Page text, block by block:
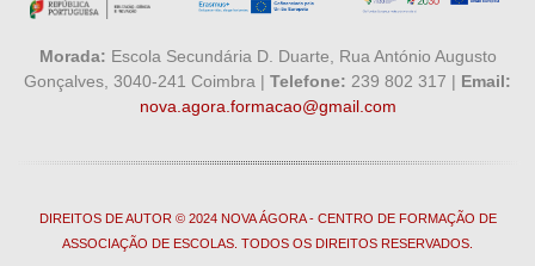
Morada: Escola Secundária D. Duarte, Rua António Augusto
Gonçalves, 3040-241 Coimbra | Telefone: 239 802 317 | Email:
nova.agora.formacao@gmail.com
DIREITOS DE AUTOR © 2024 NOVA ÁGORA - CENTRO DE FORMAÇÃO DE
ASSOCIAÇÃO DE ESCOLAS. TODOS OS DIREITOS RESERVADOS.